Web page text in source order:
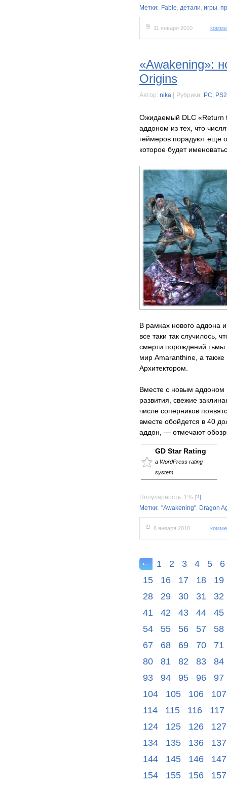
Метки: Fable, детали, игры,
11 января 2010
«Awakening»:
Origins
Автор: nika Рубрики: PC, PS2
Ожидаемый DLC «Return
аддоном из тех, что
геймеров порадуют еще
которое будет
В рамках нового аддона
все таки так случилось,
смерти порождений
мир Amaranthine, а
Архитектором.
Вместе с новым аддоном
развития, свежие
числе соперников
вместе обойдется в 40
аддон, — отмечают
GD Star Rating
a WordPress rating
system
Популярность: 1% [?]
Метки: "Awakening", Dragon
8 января 2010
1 2 3 4 5
6
15
16 17 18
19
28
29 30 31
32
41
42 43 44
45
54
55 56 57
58
67
68 69 70
71
80
81 82 83
84
93
94 95 96
97
104
105 106
107
114
115 116
117
124
125 126
127
134
135 136
137
144
145 146
147
154
155 156
157